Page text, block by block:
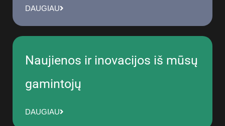
DAUGIAU
Naujienos ir inovacijos iš mūsų
gamintojų
DAUGIAU